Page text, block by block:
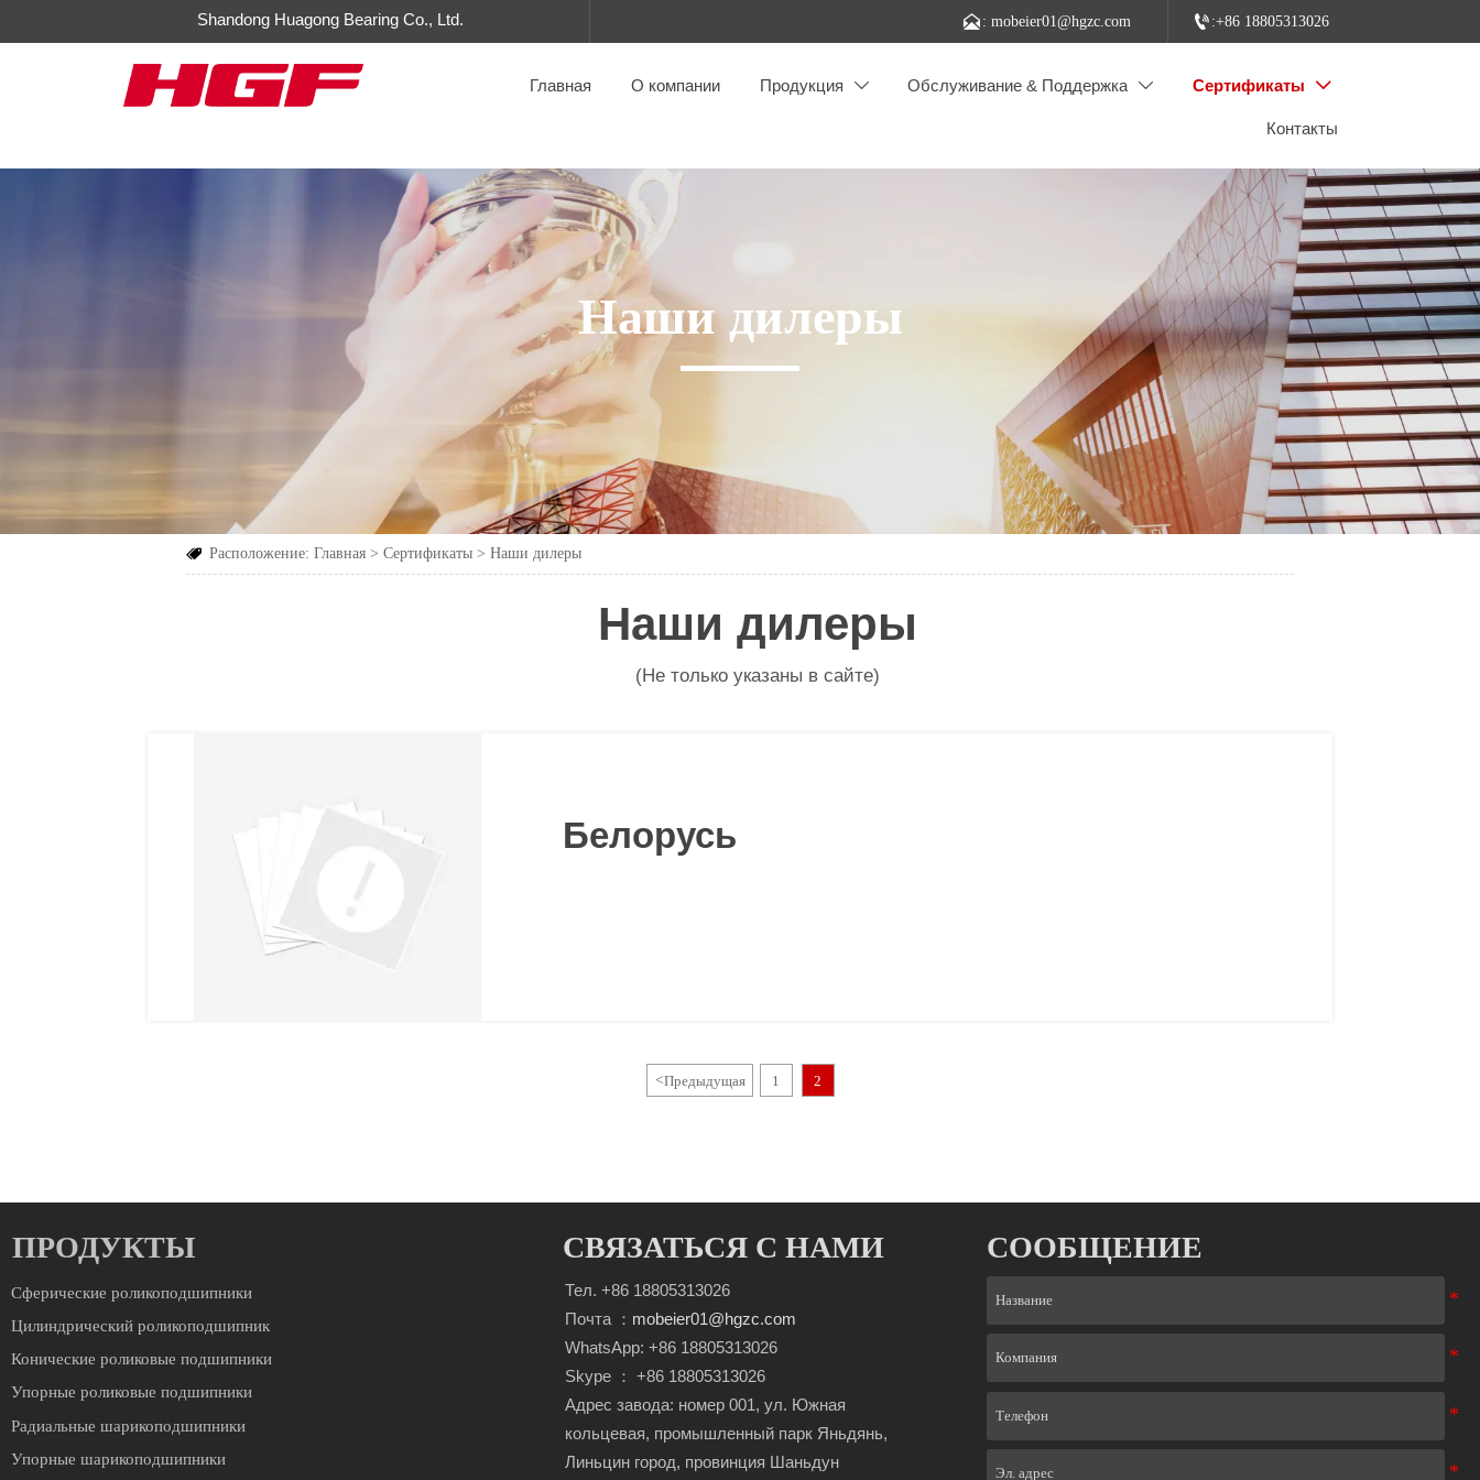
Shandong Huagong Bearing Co., Ltd. : mobeier01@hgzc.com :+86 18805313026
Главная О компании Продукция  Обслуживание & Поддержка  Сертификаты 
Контакты
Наши дилеры
 Расположение: Главная > Сертификаты > Наши дилеры
Наши дилеры
(Не только указаны в сайте)
Белорусь
<Предыдущая 1 2
ПРОДУКТЫ
Сферические роликоподшипники
Цилиндрический роликоподшипник
Конические роликовые подшипники
Упорные роликовые подшипники
Радиальные шарикоподшипники
Упорные шарикоподшипники
СВЯЗАТЬСЯ С НАМИ
Тел. +86 18805313026
Почта ： mobeier01@hgzc.com
WhatsApp: +86 18805313026
Skype ： +86 18805313026
Адрес завода: номер 001, ул. Южная
кольцевая, промышленный парк Яньдянь,
Линьцин город, провинция Шаньдун
СООБЩЕНИЕ